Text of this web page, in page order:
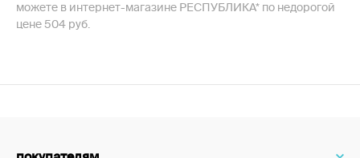
можете в интернет-магазине РЕСПУБЛИКА* по недорогой
цене 504 руб.